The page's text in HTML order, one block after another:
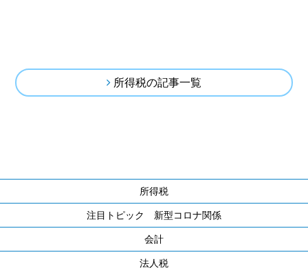
所得税の記事一覧
所得税
注目トピック 新型コロナ関係
会計
法人税